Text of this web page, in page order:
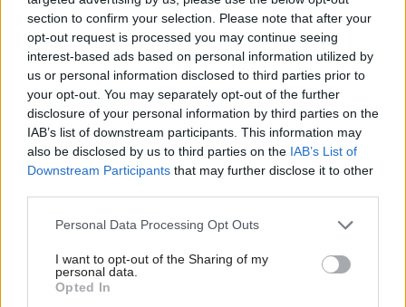
section to confirm your selection. Please note that after your
opt-out request is processed you may continue seeing
interest-based ads based on personal information utilized by
us or personal information disclosed to third parties prior to
your opt-out. You may separately opt-out of the further
disclosure of your personal information by third parties on the
IAB’s list of downstream participants. This information may
also be disclosed by us to third parties on the IAB’s List of
Downstream Participants that may further disclose it to other
Please note that this website/app uses one or more Google
not limited to your visit or usage behaviour. You may click to
grant or deny consent to Google and its third-party tags to
use your data for below specified purposes in below Google
Personal Data Processing Opt Outs
I want to opt-out of the Sharing of my
personal data.
Opted In
Pridajte túto surovinu do prania, obliečky
budú hladšie a pevnejšie. Starý trik z
hotelov poznali už naše babičky